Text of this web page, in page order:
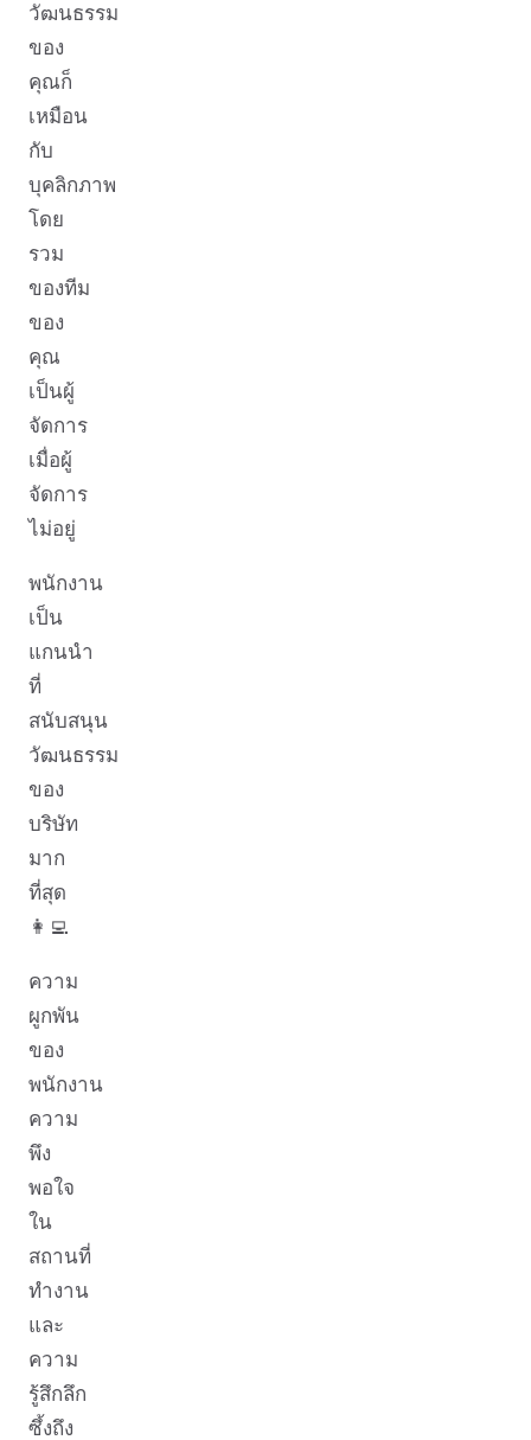
วัฒนธรรม
ของ
คุณก็
เหมือน
กับ
บุคลิกภาพ
โดย
รวม
ของทีม
ของ
คุณ
เป็นผู้
จัดการ
เมื่อผู้
จัดการ
ไม่อยู่
พนักงาน
เป็น
แกนนำ
ที่
สนับสนุน
วัฒนธรรม
ของ
บริษัท
มาก
ที่สุด
👩‍💻
ความ
ผูกพัน
ของ
พนักงาน
ความ
พึง
พอใจ
ใน
สถานที่
ทำงาน
และ
ความ
รู้สึกลึก
ซึ้งถึง